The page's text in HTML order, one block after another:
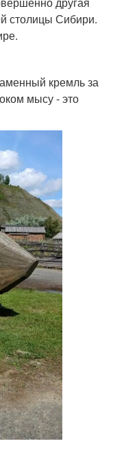
столицы Сибири.
кремль за
мысу - это